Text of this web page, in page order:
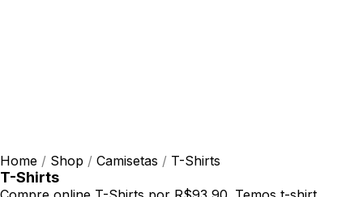
Home / Shop / Camisetas / T-Shirts
T-Shirts